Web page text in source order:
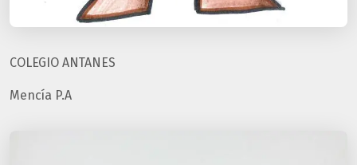
COLEGIO ANTANES
Mencía P.A